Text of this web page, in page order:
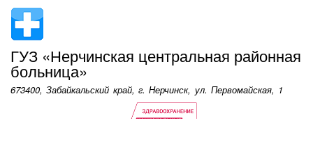
содержанию
ГУЗ «Нерчинская центральная районная
больница»
673400, Забайкальский край, г. Нерчинск, ул. Первомайская, 1